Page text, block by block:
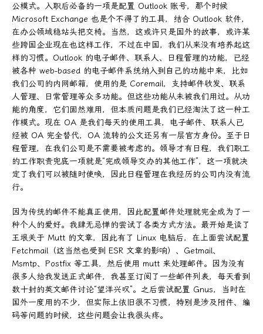
公模式。入职后必备的一项是配置 Outlook 账号，那个时候
Microsoft Exchange 也是个不得了的工具，结合 Outlook 软件，
在办公领域稳站头把交椅。当然，这或许只是国外的故事，或许某
些跨国企业现在也这样工作，不过在中国，我们从来没有培养起这
样的习惯。Outlook 的电子邮件、联系人、日程管理的功能，已经
被各种 web-based 的电子邮件系统纳入到自己的功能中来，比如
我们公司的内网邮箱，使用的是 Coremail，支持邮件收发、联系
人管理、日常管理等众多功能。但这些功能从未被我们用过。从功
能的角度，它们固然难用，但本质问题是我们已经淘汰了这一种工
作模式。现在 OA 是我们每天的使用工具，电子邮件、联系人已
经被 OA 完全替代，OA 流转的公文还另有一层官方身份。至于日
程管理，在我们公司是不需要被考虑的。领导才有日程，我们职工
的工作职责兜底一项就是“完成领导交办的其他工作”，这一项就决
定了我们可以被随时使唤，因此日程管理在我经历的公司内没有流
行。
因为传统的邮件不能真正使用，因此配置邮件处理就完全成为了一
种个人的爱好。我肆无忌惮的尝试了各类方式方法。最开始是读了
王垠关于 Mutt 的文章，因此有了 Linux 电脑后，在上面尝试配置
Fetchmail（这当然也受到 ESR 文章的影响）、Getmail、
Msmtp、Postfix 等工具，然后使用 mutt 来处理邮件。因为没有
很多人给我发送正式邮件，我甚至订阅了一些邮件列表，每天看到
数十封的英文邮件讨论“望洋兴叹”。之后尝试配置 Gnus，当时在
国外一度用的不少，但实际上依旧很不习惯，特别是涉及附件、编
码等问题的时候，这些问题会让我很头疼。